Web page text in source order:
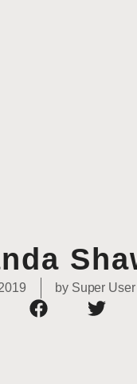
bySuper User